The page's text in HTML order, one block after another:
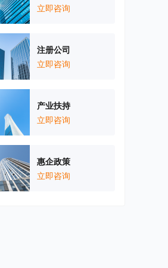
立即咨询
注册公司
立即咨询
产业扶持
立即咨询
惠企政策
立即咨询